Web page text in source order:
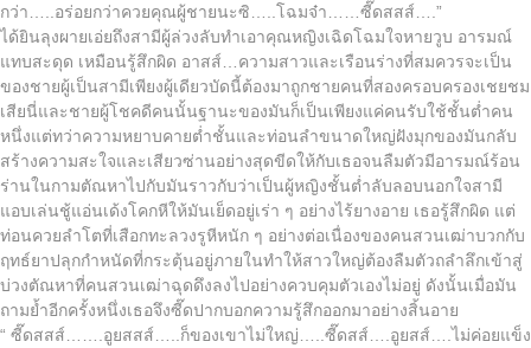
กว่า…..อร่อยกว่าควยคุณผู้ชายนะซิ…..โฉมจ๋า……ซี๊ดสสส์….”
ได้ยินลุงผายเอ่ยถึงสามีผู้ล่วงลับทำเอาคุณหญิงเฉิดโฉมใจหายวูบ อารมณ์
แทบสะดุด เหมือนรู้สึกผิด อาสส์…ความสาวและเรือนร่างที่สมควรจะเป็น
ของชายผู้เป็นสามีเพียงผู้เดียวบัดนี้ต้องมาถูกชายคนที่สองครอบครองเชยชม
เสียนี่และชายผู้โชคดีคนนั้นฐานะของมันก็เป็นเพียงแค่คนรับใช้ชั้นต่ำคน
หนึ่งแต่ทว่าความหยาบคายต่ำชั้นและท่อนลำขนาดใหญ่ฝังมุกของมันกลับ
สร้างความสะใจและเสียวซ่านอย่างสุดขีดให้กับเธอจนลืมตัวมีอารมณ์ร้อน
ร่านในกามตัณหาไปกับมันราวกับว่าเป็นผู้หญิงชั้นต่ำลับลอบนอกใจสามี
แอบเล่นชู้แอ่นเด้งโคกหีให้มันเย็ดอยู่เร่า ๆ อย่างไร้ยางอาย เธอรู้สึกผิด แต่
ท่อนควยลำโตที่เสือกทะลวงรูหีหนัก ๆ อย่างต่อเนื่องของคนสวนเฒ่าบวกกับ
ฤทธ์ยาปลุกกำหนัดที่กระตุ้นอยู่ภายในทำให้สาวใหญ่ต้องลืมตัวถลำลึกเข้าสู่
บ่วงตัณหาที่คนสวนเฒ่าฉุดดึงลงไปอย่างควบคุมตัวเองไม่อยู่ ดังนั้นเมื่อมัน
ถามย้ำอีกครั้งหนึ่งเธอจึงซี๊ดปากบอกความรู้สึกออกมาอย่างสิ้นอาย
“ ซี๊ดสสส์…….อูยสสส์…..ก็ของเขาไม่ใหญ่…..ซี๊ดสส์….อูยสส์….ไม่ค่อยแข็ง